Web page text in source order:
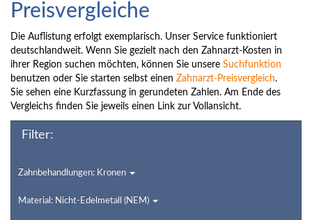
Preisvergleiche
Die Auflistung erfolgt exemplarisch. Unser Service funktioniert
deutschlandweit. Wenn Sie gezielt nach den Zahnarzt-Kosten in
ihrer Region suchen möchten, können Sie unsere Suchfunktion
benutzen oder Sie starten selbst einen Zahnarzt-Preisvergleich.
Sie sehen eine Kurzfassung in gerundeten Zahlen. Am Ende des
Vergleichs finden Sie jeweils einen Link zur Vollansicht.
Filter:
Zahnbehandlungen: Kronen
Material: Nicht-Edelmetall (NEM)